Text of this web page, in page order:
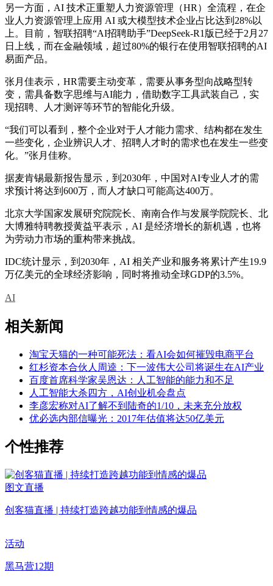
另一方面，AI 技术正重塑人力资源管理（HR）全流程，在企
业人力资源管理上应用 AI 或大模型技术企业占比达到28%以
上。目前，智联招聘“AI招聘助手”DeepSeek-R1版已经于2月27
日上线，而在金融领域，超过80%的银行在使用智联招聘的AI
易面产品。
张月佳表示，HR需要主动变革，需要从事务型向战略型转
变，需具备数字思维与AI能力，借助数字工具武装自己，实
现招聘、人才测评等环节的智能化升级。
“我们可以看到，整个企业对于人才能力需求、结构都在发生
一些变化，企业辨识人才、招聘人才时的需求也在发生一些变
化。”张月佳称。
据麦肯锡最新报告显示，到2030年，中国对AI专业人才的需
求预计将达到600万，而人才缺口可能高达400万。
北京大学国家发展研究院院长、南南合作与发展学院院长、北
大博雅特聘教授黄益平表示，AI 是经济增长的新机遇，也将
为劳动力市场的重构带来挑战。
IDC统计显示，到2030年，AI 相关产业和服务将累计产生19.9
万亿美元的全球经济影响，同时将推动全球GDP的3.5%。
AI
相关新闻
淘宝天猫的一种可能死法：看AI会如何摧毁电商平台
红杉资本合伙人周逵：下一波伟大公司将诞生在AI产业
百度首席科学家吴恩达：人工智能的能力和不足
人工智能大杀四方，AI创业机会盘点
李彦宏称对AI了解不到陆奇的1/10，未来充分放权
优必选内部信曝光：2017年估值将达50亿美元
个性推荐
图文直播
创客猫直播 | 持续打造跨越功能到情感的爆品
活动
黑马营12期